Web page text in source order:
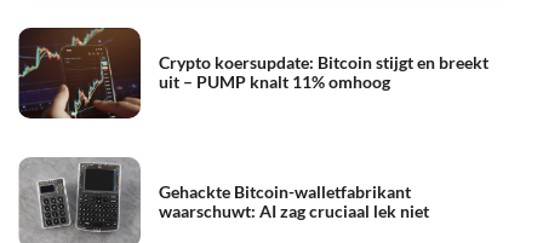
Crypto koersupdate: Bitcoin stijgt en breekt
uit – PUMP knalt 11% omhoog
Gehackte Bitcoin-walletfabrikant
waarschuwt: AI zag cruciaal lek niet